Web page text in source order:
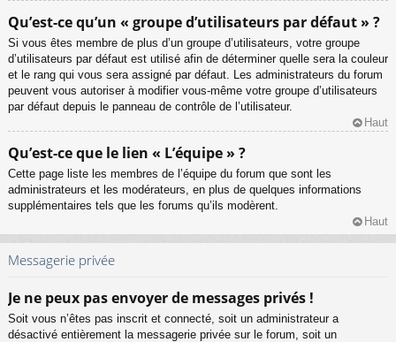
Qu’est-ce qu’un « groupe d’utilisateurs par défaut » ?
Si vous êtes membre de plus d’un groupe d’utilisateurs, votre groupe
d’utilisateurs par défaut est utilisé afin de déterminer quelle sera la couleur
et le rang qui vous sera assigné par défaut. Les administrateurs du forum
peuvent vous autoriser à modifier vous-même votre groupe d’utilisateurs
par défaut depuis le panneau de contrôle de l’utilisateur.
Haut
Qu’est-ce que le lien « L’équipe » ?
Cette page liste les membres de l’équipe du forum que sont les
administrateurs et les modérateurs, en plus de quelques informations
supplémentaires tels que les forums qu’ils modèrent.
Haut
Messagerie privée
Je ne peux pas envoyer de messages privés !
Soit vous n’êtes pas inscrit et connecté, soit un administrateur a
désactivé entièrement la messagerie privée sur le forum, soit un